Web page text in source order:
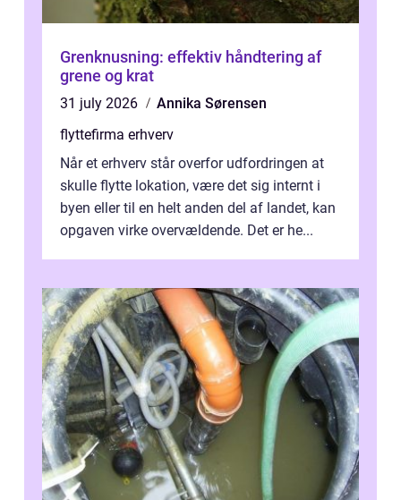
Grenknusning: effektiv håndtering af
grene og krat
31 july 2026
Annika Sørensen
flyttefirma erhverv
Når et erhverv står overfor udfordringen at
skulle flytte lokation, være det sig internt i
byen eller til en helt anden del af landet, kan
opgaven virke overvældende. Det er he...